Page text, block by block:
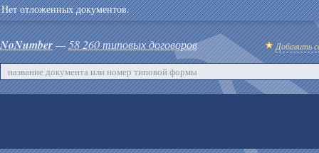
Нет отложенных документов.
NoNumber—58 260 типовых договоров Добавить